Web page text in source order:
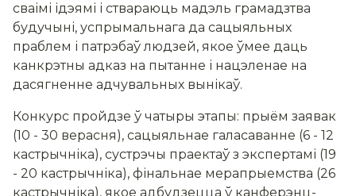
сваімі ідэямі і ствараюць мадэль грамадзтва
будучыні, успрымальнага да сацыяльных
праблем і патрэбаў людзей, якое ўмее даць
канкрэтны адказ на пытанне і нацэленае на
дасягненне адчувальных вынікаў.
Конкурс пройдзе ў чатыры этапы: прыём заявак
(10 - 30 верасня), сацыяльнае галасаванне (6 - 12
кастрычніка), сустрэчы праектаў з экспертамі (19
- 20 кастрычніка), фінальнае мерапрыемства (26
кастрычніка), якое адбудзецца ў канферэнц-